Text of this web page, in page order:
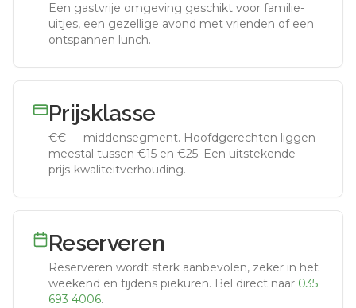
Een gastvrije omgeving geschikt voor familie-
uitjes, een gezellige avond met vrienden of een
ontspannen lunch.
Prijsklasse
€€ — middensegment. Hoofdgerechten liggen
meestal tussen €15 en €25. Een uitstekende
prijs-kwaliteitverhouding.
Reserveren
Reserveren wordt sterk aanbevolen, zeker in het
weekend en tijdens piekuren. Bel direct naar 035
693 4006.